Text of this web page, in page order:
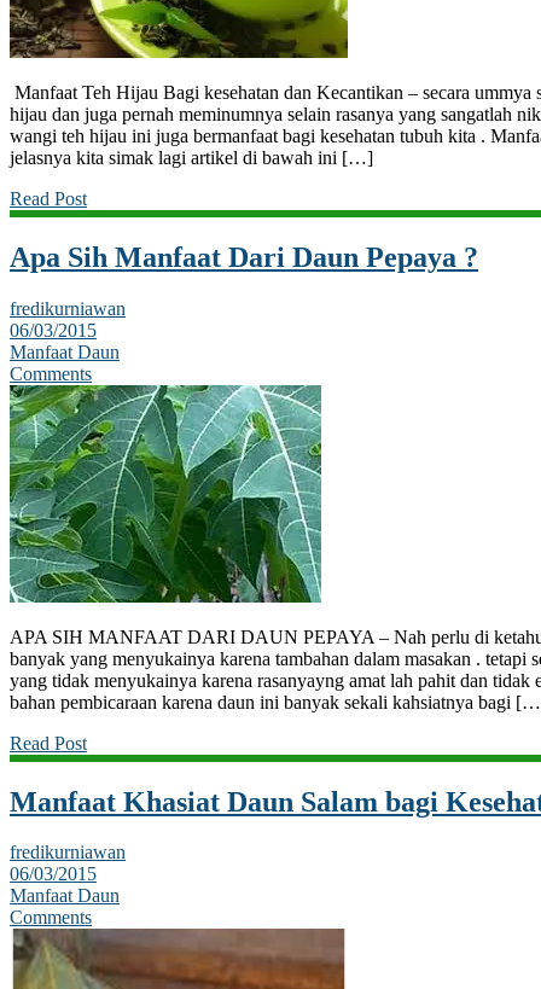
Manfaat Teh Hijau Bagi kesehatan dan Kecantikan – secara ummya
hijau dan juga pernah meminumnya selain rasanya yang sangatlah
wangi teh hijau ini juga bermanfaat bagi kesehatan tubuh kita .
jelasnya kita simak lagi artikel di bawah ini […]
Read Post
Apa Sih Manfaat Dari Daun Pepaya ?
fredikurniawan
06/03/2015
Manfaat Daun
Comments
APA SIH MANFAAT DARI DAUN PEPAYA – Nah perlu di
banyak yang menyukainya karena tambahan dalam masakan . tetapi
yang tidak menyukainya karena rasanyayng amat lah pahit dan
bahan pembicaraan karena daun ini banyak sekali kahsiatnya bagi
Read Post
Manfaat Khasiat Daun Salam bagi
fredikurniawan
06/03/2015
Manfaat Daun
Comments